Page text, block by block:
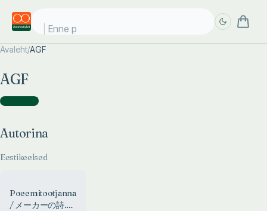
Enne pä
Avaleht/AGF
AGF
Autorina )
Autorina
Eestikeelsed
Poeemitootjanna.
/ メーカーの詩.